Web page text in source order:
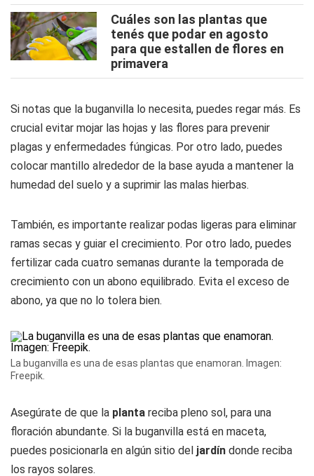
Cuáles son las plantas que
tenés que podar en agosto
para que estallen de flores en
primavera
Si notas que la buganvilla lo necesita, puedes regar más. Es
crucial evitar mojar las hojas y las flores para prevenir
plagas y enfermedades fúngicas. Por otro lado, puedes
colocar mantillo alrededor de la base ayuda a mantener la
humedad del suelo y a suprimir las malas hierbas.
También, es importante realizar podas ligeras para eliminar
ramas secas y guiar el crecimiento. Por otro lado, puedes
fertilizar cada cuatro semanas durante la temporada de
crecimiento con un abono equilibrado. Evita el exceso de
abono, ya que no lo tolera bien.
La buganvilla es una de esas plantas que enamoran. Imagen:
Freepik.
Asegúrate de que la planta reciba pleno sol, para una
floración abundante. Si la buganvilla está en maceta,
puedes posicionarla en algún sitio del jardín donde reciba
los rayos solares.